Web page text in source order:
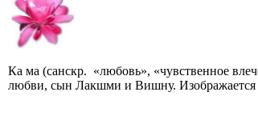
Ка ма (санскр. «любовь», «чувственное
любви, сын Лакшми и Вишну. Изображается